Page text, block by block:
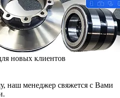
новых клиентов
наш менеджер свяжется с Вами